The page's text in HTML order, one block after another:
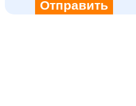
Отправить